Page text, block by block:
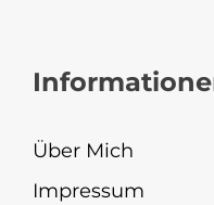
Über Mich
Impressum